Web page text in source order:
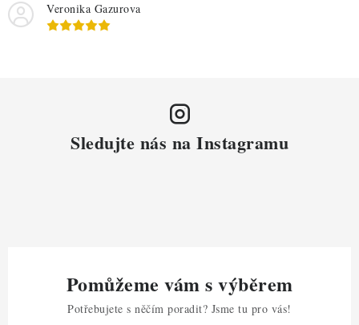
Veronika Gazurova
Sledujte nás na Instagramu
Pomůžeme vám s výběrem
Potřebujete s něčím poradit? Jsme tu pro vás!